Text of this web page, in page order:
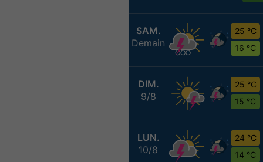
SAM.
Demain
25 °C
16 °C
DIM.
9/8
25 °C
15 °C
LUN.
10/8
24 °C
14 °C